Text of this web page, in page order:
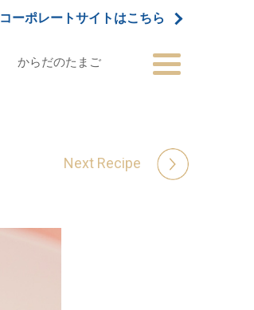
コーポレートサイトはこちら
からだのたまご
Next Recipe